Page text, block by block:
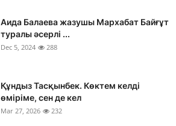
Аида Балаева жазушы Мархабат Байғұт
туралы әсерлі ...
Dec 5, 2024 288
Құндыз Тасқынбек. Көктем келді
өміріме, сен де кел
Mar 27, 2026 232